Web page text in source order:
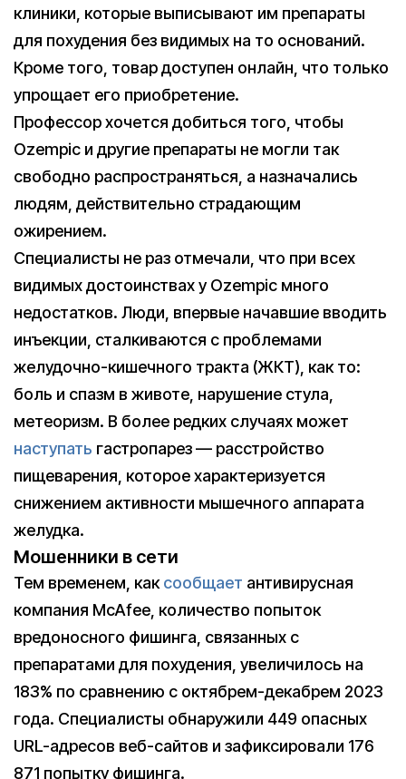
клиники, которые выписывают им препараты
для похудения без видимых на то оснований.
Кроме того, товар доступен онлайн, что только
упрощает его приобретение.
Профессор хочется добиться того, чтобы
Ozempic и другие препараты не могли так
свободно распространяться, а назначались
людям, действительно страдающим
ожирением.
Специалисты не раз отмечали, что при всех
видимых достоинствах у Ozempic много
недостатков. Люди, впервые начавшие вводить
инъекции, сталкиваются с проблемами
желудочно-кишечного тракта (ЖКТ), как то:
боль и спазм в животе, нарушение стула,
метеоризм. В более редких случаях может
наступать гастропарез — расстройство
пищеварения, которое характеризуется
снижением активности мышечного аппарата
желудка.
Мошенники в сети
Тем временем, каксообщает антивирусная
компания McAfee, количество попыток
вредоносного фишинга, связанных с
препаратами для похудения, увеличилось на
183% по сравнению с октябрем-декабрем 2023
года. Специалисты обнаружили 449 опасных
URL-адресов веб-сайтов и зафиксировали 176
871 попытку фишинга.